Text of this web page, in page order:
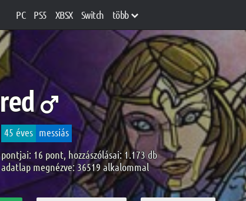
PC PS5 XBSX Switch több
red
45 éves messiás
pontjai: 16 pont, hozzászólásai: 1.173 db
adatlap megnézve: 36519 alkalommal